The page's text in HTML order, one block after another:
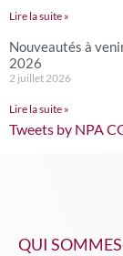
Lire la suite »
Nouveautés à
2026
2 juillet 2026
Lire la suite »
Tweets by NPA
QUI